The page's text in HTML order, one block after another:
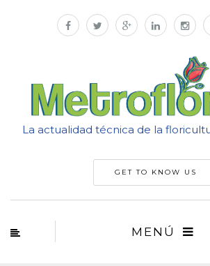
La actualidad técnica de la
GET TO KNOW US
MENÚ